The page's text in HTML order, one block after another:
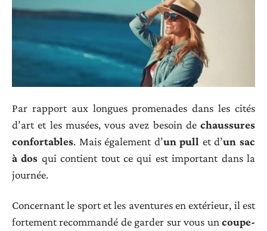
Par rapport aux longues promenades dans les cités
d’art et les musées, vous avez besoin de chaussures
confortables. Mais également d’un pull et d’un sac
à dos qui contient tout ce qui est important dans la
journée.
Concernant le sport et les aventures en extérieur, il est
fortement recommandé de garder sur vous un coupe-